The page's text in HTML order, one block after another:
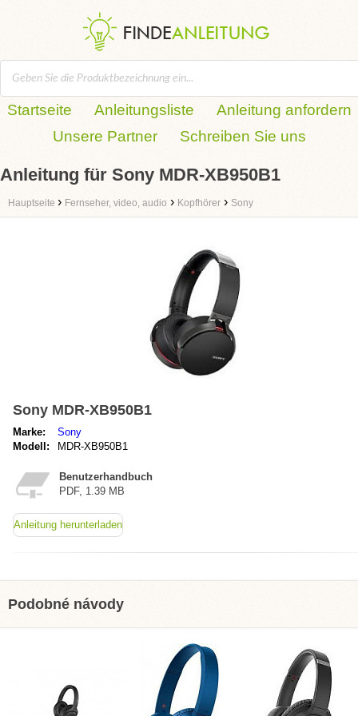
Startseite Anleitungsliste
Anleitung anfordern
Unsere Partner
Schreiben Sie uns
Anleitung für Sony MDR-XB950B1
Hauptseite › Fernseher, video, audio › Kopfhörer › Sony
Sony MDR-XB950B1
Marke:
Sony
Modell:
MDR-XB950B1
Benutzerhandbuch
PDF, 1.39 MB
Anleitung herunterladen
Podobné návody